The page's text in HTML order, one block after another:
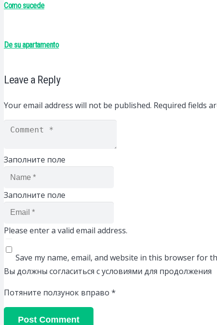
Como sucede
De su apartamento
Leave a Reply
Your email address will not be published. Required fields
Заполните поле
Заполните поле
Please enter a valid email address.
Save my name, email, and website in this browser for
Вы должны согласиться с условиями для продолжения
Потяните ползунок вправо *
Post Comment